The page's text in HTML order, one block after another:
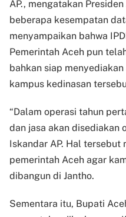
AP., mengatakan
beberapa kesempatan
menyampaikan bahwa
Pemerintah Aceh pun
bahkan siap
kampus kedinasan
“Dalam operasi tahun
dan jasa akan disediakan
Iskandar AP. Hal
pemerintah Aceh agar
dibangun di Jantho.
Sementara itu, Bupati